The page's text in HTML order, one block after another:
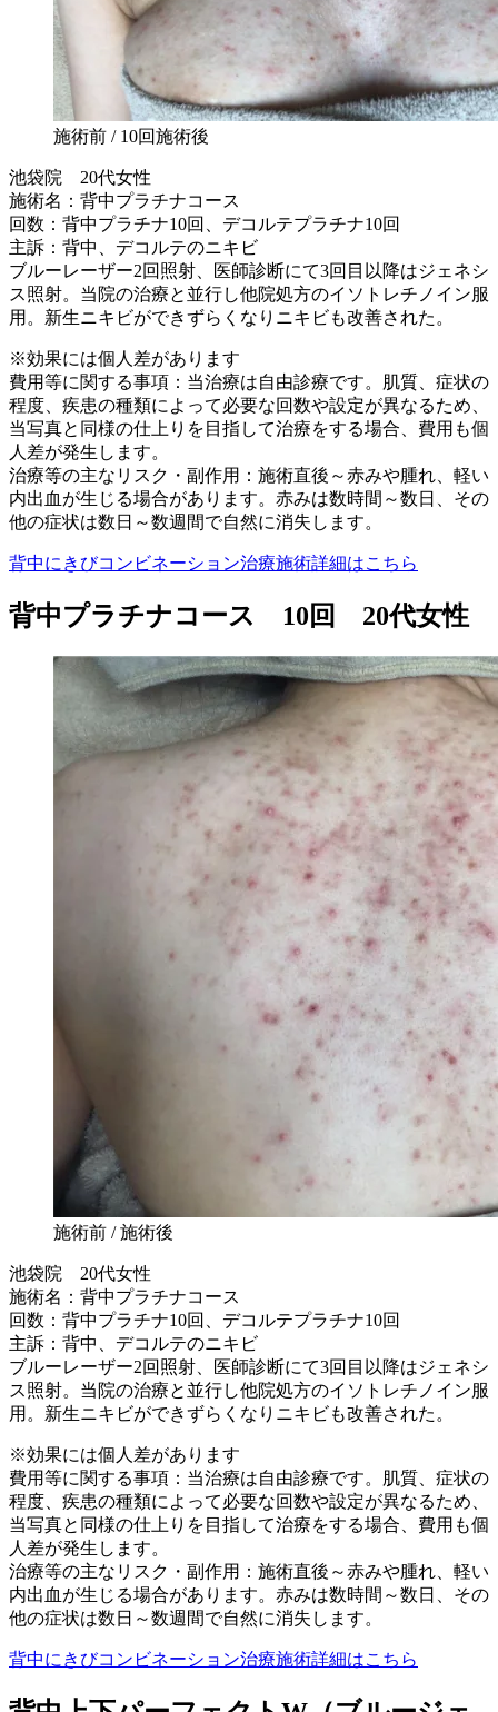
施術前 / 10回施術後
池袋院 20代女性
施術名：背中プラチナコース
回数：背中プラチナ10回、デコルテプラチナ10回
主訴：背中、デコルテのニキビ
ブルーレーザー2回照射、医師診断にて3回目以降はジェネシ
ス照射。当院の治療と並行し他院処方のイソトレチノイン服
用。新生ニキビができずらくなりニキビも改善された。
※効果には個人差があります
費用等に関する事項：当治療は自由診療です。肌質、症状の
程度、疾患の種類によって必要な回数や設定が異なるため、
当写真と同様の仕上りを目指して治療をする場合、費用も個
人差が発生します。
治療等の主なリスク・副作用：施術直後～赤みや腫れ、軽い
内出血が生じる場合があります。赤みは数時間～数日、その
他の症状は数日～数週間で自然に消失します。
背中にきびコンビネーション治療施術詳細はこちら
背中プラチナコース 10回 20代女性
施術前 / 施術後
池袋院 20代女性
施術名：背中プラチナコース
回数：背中プラチナ10回、デコルテプラチナ10回
主訴：背中、デコルテのニキビ
ブルーレーザー2回照射、医師診断にて3回目以降はジェネシ
ス照射。当院の治療と並行し他院処方のイソトレチノイン服
用。新生ニキビができずらくなりニキビも改善された。
※効果には個人差があります
費用等に関する事項：当治療は自由診療です。肌質、症状の
程度、疾患の種類によって必要な回数や設定が異なるため、
当写真と同様の仕上りを目指して治療をする場合、費用も個
人差が発生します。
治療等の主なリスク・副作用：施術直後～赤みや腫れ、軽い
内出血が生じる場合があります。赤みは数時間～数日、その
他の症状は数日～数週間で自然に消失します。
背中にきびコンビネーション治療施術詳細はこちら